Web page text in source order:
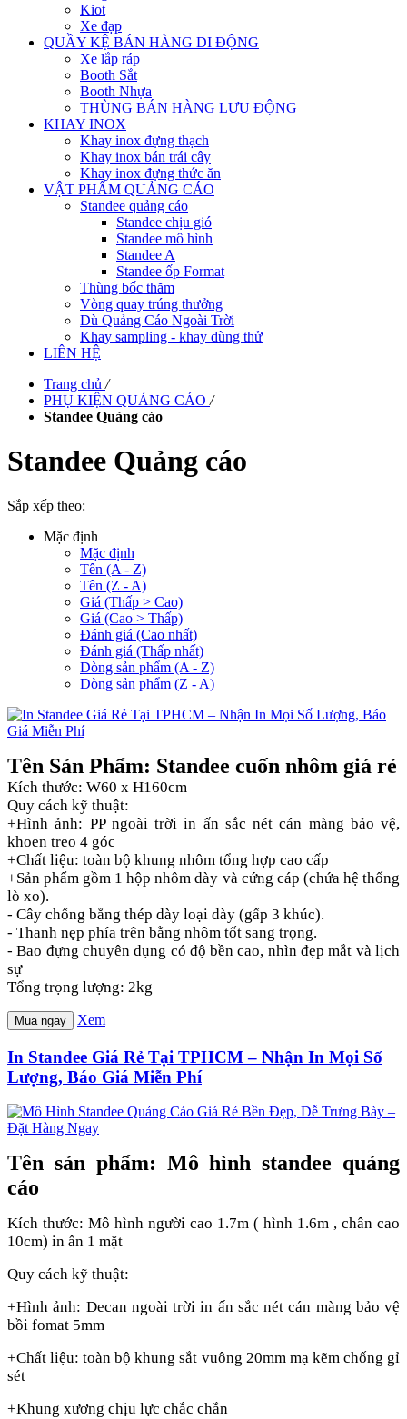
Kiot
Xe đạp
QUẦY KỆ BÁN HÀNG DI ĐỘNG
Xe lắp ráp
Booth Sắt
Booth Nhựa
THÙNG BÁN HÀNG LƯU ĐỘNG
KHAY INOX
Khay inox đựng thạch
Khay inox bán trái cây
Khay inox đựng thức ăn
VẬT PHẨM QUẢNG CÁO
Standee quảng cáo
Standee chịu gió
Standee mô hình
Standee A
Standee ốp Format
Thùng bốc thăm
Vòng quay trúng thưởng
Dù Quảng Cáo Ngoài Trời
Khay sampling - khay dùng thử
LIÊN HỆ
Trang chủ /
PHỤ KIỆN QUẢNG CÁO /
Standee Quảng cáo
Standee Quảng cáo
Sắp xếp theo:
Mặc định
Mặc định
Tên (A - Z)
Tên (Z - A)
Giá (Thấp > Cao)
Giá (Cao > Thấp)
Đánh giá (Cao nhất)
Đánh giá (Thấp nhất)
Dòng sản phẩm (A - Z)
Dòng sản phẩm (Z - A)
Tên Sản Phẩm: Standee cuốn nhôm giá rẻ
Kích thước: W60 x H160cm
Quy cách kỹ thuật:
+Hình ảnh: PP ngoài trời in ấn sắc nét cán màng bảo vệ,
khoen treo 4 góc
+Chất liệu: toàn bộ khung nhôm tổng hợp cao cấp
+Sản phẩm gồm 1 hộp nhôm dày và cứng cáp (chứa hệ thống
lò xo).
- Cây chống bằng thép dày loại dày (gấp 3 khúc).
- Thanh nẹp phía trên bằng nhôm tốt sang trọng.
- Bao đựng chuyên dụng có độ bền cao, nhìn đẹp mắt và lịch
sự
Tổng trọng lượng: 2kg
Mua ngay Xem
In Standee Giá Rẻ Tại TPHCM – Nhận In Mọi Số
Lượng, Báo Giá Miễn Phí
Tên sản phẩm: Mô hình standee quảng
cáo
Kích thước: Mô hình người cao 1.7m ( hình 1.6m , chân cao
10cm) in ấn 1 mặt
Quy cách kỹ thuật:
+Hình ảnh: Decan ngoài trời in ấn sắc nét cán màng bảo vệ
bồi fomat 5mm
+Chất liệu: toàn bộ khung sắt vuông 20mm mạ kẽm chống gỉ
sét
+Khung xương chịu lực chắc chắn